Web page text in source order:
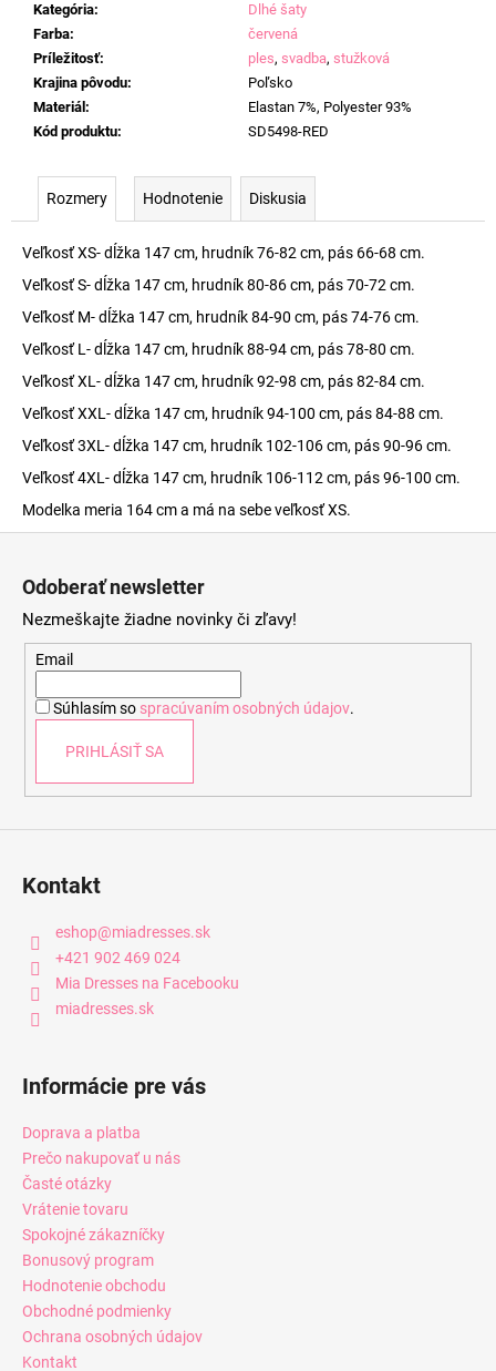
Kategória:
Dlhé šaty
Farba:
červená
Príležitosť: ples, svadba, stužková
Krajina pôvodu:
Poľsko
Materiál :
Elastan 7%, Polyester 93%
Kód produktu: SD5498-RED
Rozmery Hodnotenie Diskusia
Veľkosť XS- dĺžka 147 cm, hrudník 76-82 cm, pás 66-68 cm.
Veľkosť S- dĺžka 147 cm, hrudník 80-86 cm, pás 70-72 cm.
Veľkosť M- dĺžka 147 cm, hrudník 84-90 cm, pás 74-76 cm.
Veľkosť L- dĺžka 147 cm, hrudník 88-94 cm, pás 78-80 cm.
Veľkosť XL- dĺžka 147 cm, hrudník 92-98 cm, pás 82-84 cm.
Veľkosť XXL- dĺžka 147 cm, hrudník 94-100 cm, pás 84-88 cm.
Veľkosť 3XL- dĺžka 147 cm, hrudník 102-106 cm, pás 90-96 cm.
Veľkosť 4XL- dĺžka 147 cm, hrudník 106-112 cm, pás 96-100 cm.
Modelka meria 164 cm a má na sebe veľkosť XS.
Odoberať newsletter
Nezmeškajte žiadne novinky či zľavy!
Email
Súhlasím so spracúvaním osobných údajov.
PRIHLÁSIŤ SA
Kontakt
eshop@miadresses.sk
+421 902 469 024
Mia Dresses na Facebooku
miadresses.sk
Informácie pre vás
Doprava a platba
Prečo nakupovať u nás
Časté otázky
Vrátenie tovaru
Spokojné zákazníčky
Bonusový program
Hodnotenie obchodu
Obchodné podmienky
Ochrana osobných údajov
Kontakt